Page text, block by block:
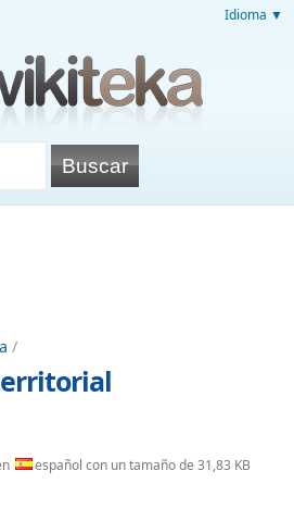
Idioma ▼
/
español con un tamaño de 31,83 KB